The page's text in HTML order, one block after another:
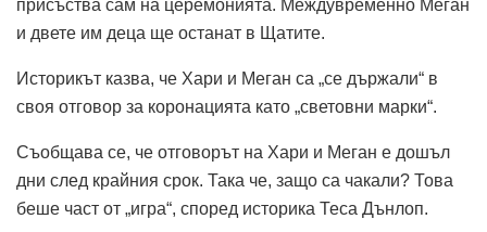
присъства сам на церемонията. Междувременно Меган
и двете им деца ще останат в Щатите.
Историкът казва, че Хари и Меган са „се държали“ в
своя отговор за коронацията като „световни марки“.
Съобщава се, че отговорът на Хари и Меган е дошъл
дни след крайния срок. Така че, защо са чакали? Това
беше част от „игра“, според историка Теса Дънлоп.